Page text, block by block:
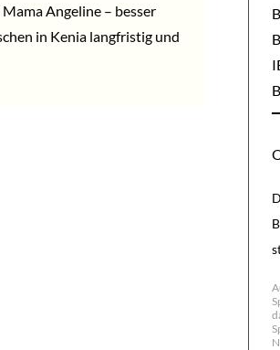
Angeline – besser
in Kenia langfristig und